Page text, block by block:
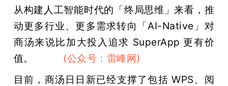
从构建人工智能时代的「终局思维」来看，推
动更多行业、更多需求转向「AI-Native」对
商汤来说比加大投入追求 SuperApp 更有价
值。
(公众号：雷峰网)
目前，商汤日日新已经支撑了包括 WPS、阅